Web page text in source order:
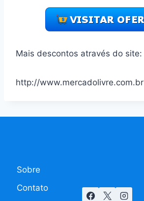
Mais descontos através do site:
http://www.mercadolivre.com.br
Sobre
Contato